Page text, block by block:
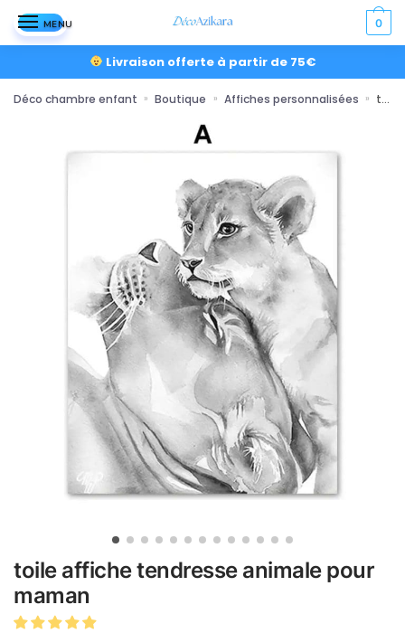
MENU 0
Livraison offerte à partir de 75€
Déco chambre enfant » Boutique » Affiches personnalisées » toile affiche tendresse animale pour maman
toile affiche tendresse animale pour
maman